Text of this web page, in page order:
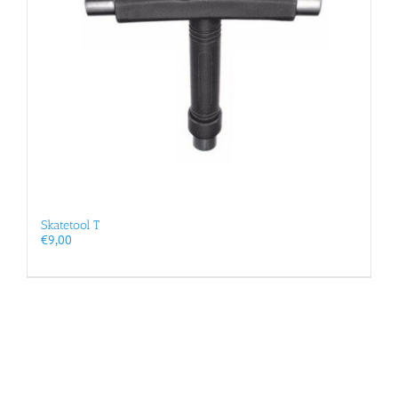
Skatetool T
€9,00